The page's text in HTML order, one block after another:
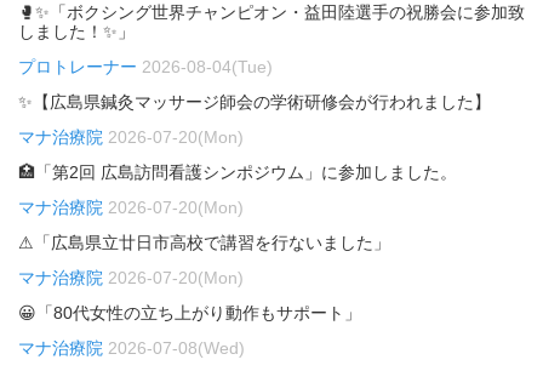
🥊✨「ボクシング世界チャンピオン・益田陸選手の祝勝会に参加致
しました！✨」
プロトレーナー 2026-08-04(Tue)
✨【広島県鍼灸マッサージ師会の学術研修会が行われました】
マナ治療院 2026-07-20(Mon)
🏥「第2回 広島訪問看護シンポジウム」に参加しました。
マナ治療院 2026-07-20(Mon)
⚠「広島県立廿日市高校で講習を行ないました」
マナ治療院 2026-07-20(Mon)
😀「80代女性の立ち上がり動作もサポート」
マナ治療院 2026-07-08(Wed)